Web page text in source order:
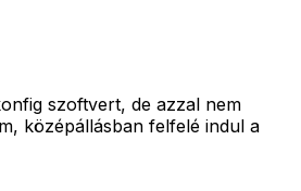
szoftvert, de azzal nem
középállásban felfelé indul a